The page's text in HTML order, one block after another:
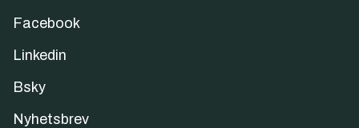
Facebook
Linkedin
Bsky
Nyhetsbrev